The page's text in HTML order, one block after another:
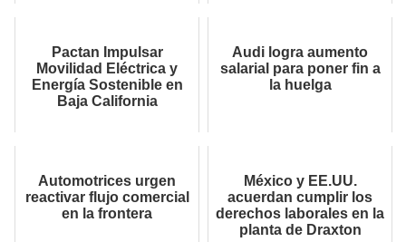
Pactan Impulsar
Movilidad Eléctrica y
Energía Sostenible en
Baja California
Audi logra aumento
salarial para poner fin a
la huelga
Automotrices urgen
reactivar flujo comercial
en la frontera
México y EE.UU.
acuerdan cumplir los
derechos laborales en la
planta de Draxton